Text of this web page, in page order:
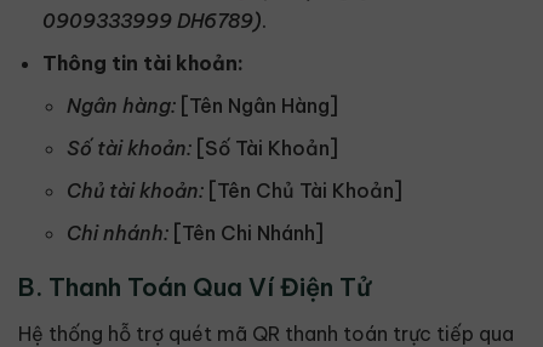
0909333999 DH6789).
Thông tin tài khoản:
Ngân hàng: [Tên Ngân Hàng]
Số tài khoản: [Số Tài Khoản]
Chủ tài khoản: [Tên Chủ Tài Khoản]
Chi nhánh: [Tên Chi Nhánh]
B. Thanh Toán Qua Ví Điện Tử
Hệ thống hỗ trợ quét mã QR thanh toán trực tiếp qua